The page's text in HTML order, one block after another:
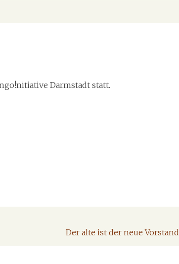
Darmstadt statt.
Der alte ist der neue Vorstand